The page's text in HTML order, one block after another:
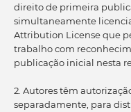
direito de primeira
simultaneamente
Attribution License que
trabalho com
publicação inicial nesta
2. Autores têm
separadamente, para